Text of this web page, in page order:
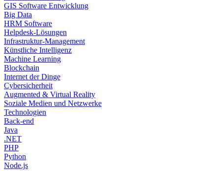
GIS Software Entwicklung
Big Data
HRM Software
Helpdesk-Lösungen
Infrastruktur-Management
Künstliche Intelligenz
Machine Learning
Blockchain
Internet der Dinge
Cybersicherheit
Augmented & Virtual Reality
Soziale Medien und Netzwerke
Technologien
Back-end
Java
.NET
PHP
Python
Node.js